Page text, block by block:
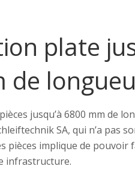
plate
de
jusqu’à 6800 mm de
SA, qui n’a pas
pièces implique de pouvoir
infrastructure.